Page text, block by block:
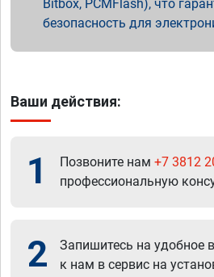
Bitbox, PCMFlash), что
безопасность для
Ваши действия:
1 Позвоните нам +7 3812
профессиональную
2
Запишитесь на удобное
к нам в сервис на